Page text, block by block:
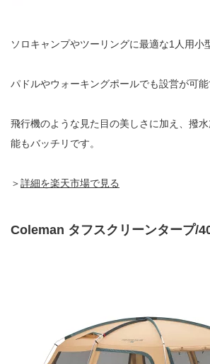
ソロキャンプやツーリングに最適な1人用小
パドルやウォーキングポールでも設営が可能
飛行機のような見た目の美しさに加え、撥
能もバッチリです。
＞詳細を楽天市場で見る
Coleman タフスクリーンタープ/